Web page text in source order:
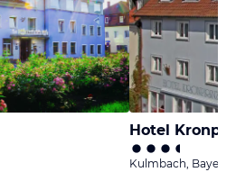
Hotel
Kulmbach, Bayern